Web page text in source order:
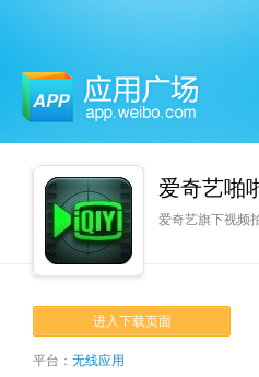
应用广场 爱奇艺啪
爱奇艺旗下视频
进入下载页面
平台： 无线应用